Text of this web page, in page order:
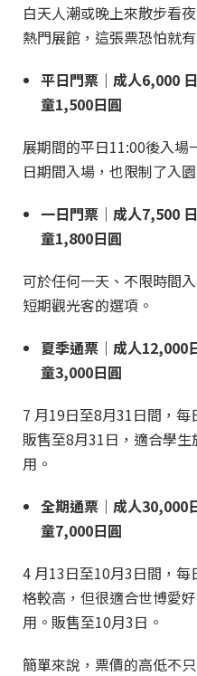
白天人潮或晚上來散步看
熱門展館，這張票恐怕就
平日門票｜成人6,000
童1,500日圓
展期間的平日11:00後入場
日期間入場，也限制了入
一日門票｜成人7,500
童1,800日圓
可於任何一天、不限時間
短期觀光客的選項。
夏季通票｜成人12,000
童3,000日圓
7 月19日至8月31日間，
販售至8月31日，適合學
用。
全期通票｜成人30,000
童7,000日圓
4 月13日至10月3日間，
格較高，但很適合世博愛
用。販售至10月3日。
簡單來說，票價的高低不